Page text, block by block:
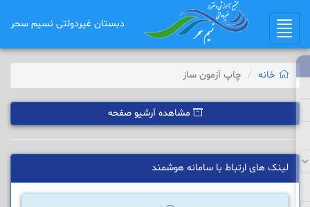
Toggle
navigation
دبستان غیردولتی نسیم سحر
خانه چاپ آزمون ساز
مشاهده آرشیو صفحه
لینک های ارتباط با سامانه هوشمند